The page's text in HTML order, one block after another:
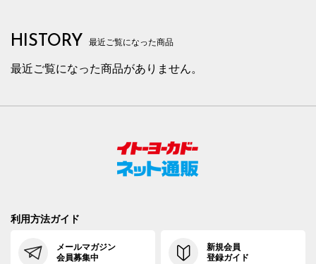
HISTORY 最近ご覧になった商品
最近ご覧になった商品がありません。
利用方法ガイド
メールマガジン
会員募集中
新規会員
登録ガイド